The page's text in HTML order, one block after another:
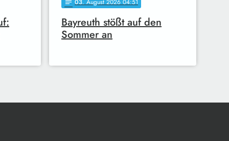
notes 03. August 2026 04:51
Bayreuth stößt auf den
Sommer an